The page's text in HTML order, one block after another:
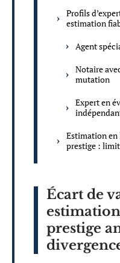
Profils
estimation
Agent
Notaire
mutation
Expert en
Estimation en
prestige :
Écart de
prestige